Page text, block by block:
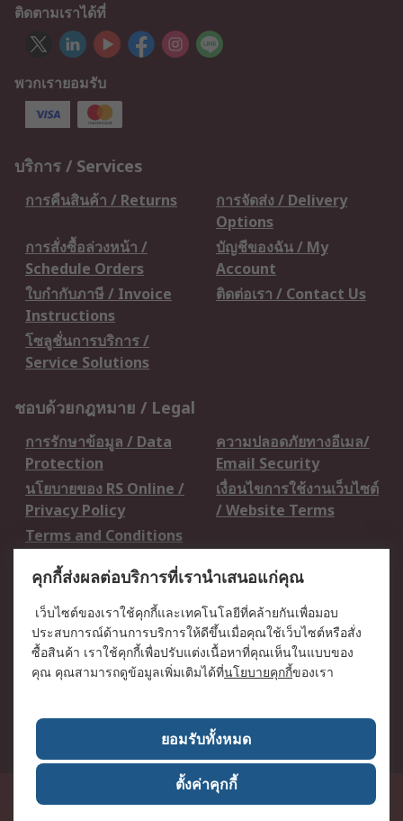
ติดตามเราได้ที่
พวกเรายอมรับ
บริการ / Services
การคืนสินค้า / Returns
การจัดส่ง / Delivery
Options
การสั่งซื้อล่วงหน้า /
Schedule Orders
บัญชีของฉัน / My
Account
ใบกำกับภาษี / Invoice
Instructions
ติดต่อเรา / Contact Us
โซลูชั่นการบริการ /
Service Solutions
ชอบด้วยกฎหมาย / Legal
การรักษาข้อมูล / Data
Protection
ความปลอดภัยทางอีเมล/
Email Security
นโยบายของ RS Online /
Privacy Policy
เงื่อนไขการใช้งานเว็บไซต์
/ Website Terms
Terms and Conditions
เกี่ยวกับ RS / About RS
RS ทั่วโลก / RS
Worldwide
ข่าวประชาสัมพันธ์ / Press
Centre
บริษัทในเครือ RS /
วิธีการชำระเงิน /
เกี่ยวกับ RS / About RS
อาชีพที่ RS / Careers
50 GMM Grammy Place, 19th Floor, Unit 1901-1904, Sukhumvit 21 Road
(Asoke), Klongtoey Nua, Wattana, Bangkok, Thailand 10110RS
คุกกี้ส่งผลต่อบริการที่เรานำเสนอแก่คุณ
เว็บไซต์ของเราใช้คุกกี้และเทคโนโลยีที่คล้ายกันเพื่อมอบ
ประสบการณ์ด้านการบริการให้ดีขึ้นเมื่อคุณใช้เว็บไซต์หรือสั่ง
ซื้อสินค้า เราใช้คุกกี้เพื่อปรับแต่งเนื้อหาที่คุณเห็นในแบบของ
คุณ คุณสามารถดูข้อมูลเพิ่มเติมได้ที่นโยบายคุกกี้ของเรา
ยอมรับทั้งหมด
ตั้งค่าคุกกี้